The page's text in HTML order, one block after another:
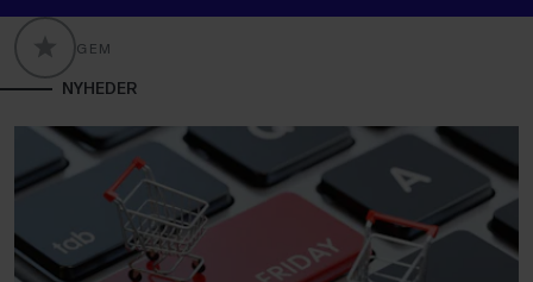
GEM
GLOBALLABELS::FAVORITE
NYHEDER